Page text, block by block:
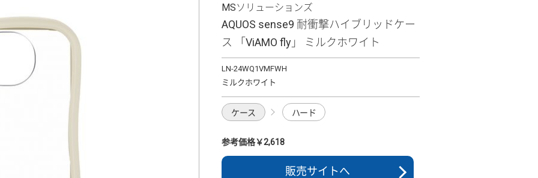
MSソリューションズ
AQUOS sense9 耐衝撃ハイブリッドケー
ス 「ViAMO fly」 ミルクホワイト
LN-24WQ1VMFWH
ミルクホワイト
ケース ハード
参考価格￥2,618
販売サイトへ